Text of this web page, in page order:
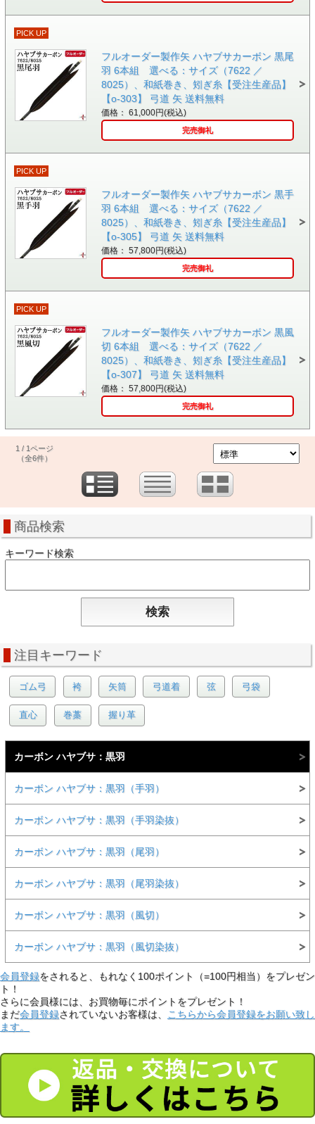
PICK UP
フルオーダー製作矢 ハヤブサカーボン 黒尾
羽 6本組 選べる：サイズ（7622 ／
8025）、和紙巻き、矧ぎ糸【受注生産品】
【o-303】 弓道 矢 送料無料
価格： 61,000円(税込)
完売御礼
PICK UP
フルオーダー製作矢 ハヤブサカーボン 黒手
羽 6本組 選べる：サイズ（7622 ／
8025）、和紙巻き、矧ぎ糸【受注生産品】
【o-305】 弓道 矢 送料無料
価格： 57,800円(税込)
完売御礼
PICK UP
フルオーダー製作矢 ハヤブサカーボン 黒風
切 6本組 選べる：サイズ（7622 ／
8025）、和紙巻き、矧ぎ糸【受注生産品】
【o-307】 弓道 矢 送料無料
価格： 57,800円(税込)
完売御礼
1 / 1ページ
（全6件）
商品検索
キーワード検索
注目キーワード
ゴム弓 袴 矢筒 弓道着 弦 弓袋
直心 巻藁 握り革
カーボン ハヤブサ：黒羽
カーボン ハヤブサ：黒羽（手羽）
カーボン ハヤブサ：黒羽（手羽染抜）
カーボン ハヤブサ：黒羽（尾羽）
カーボン ハヤブサ：黒羽（尾羽染抜）
カーボン ハヤブサ：黒羽（風切）
カーボン ハヤブサ：黒羽（風切染抜）
会員登録をされると、もれなく100ポイント（=100円相当）をプレゼン
ト！
さらに会員様には、お買物毎にポイントをプレゼント！
まだ会員登録されていないお客様は、
こちらから会員登録をお願い致し
ます。